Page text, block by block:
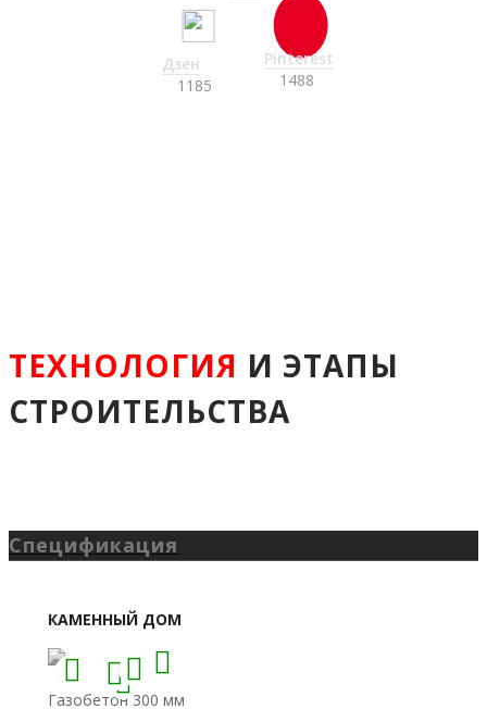
ТЕХНОЛОГИЯ И ЭТАПЫ
СТРОИТЕЛЬСТВА
Спецификация